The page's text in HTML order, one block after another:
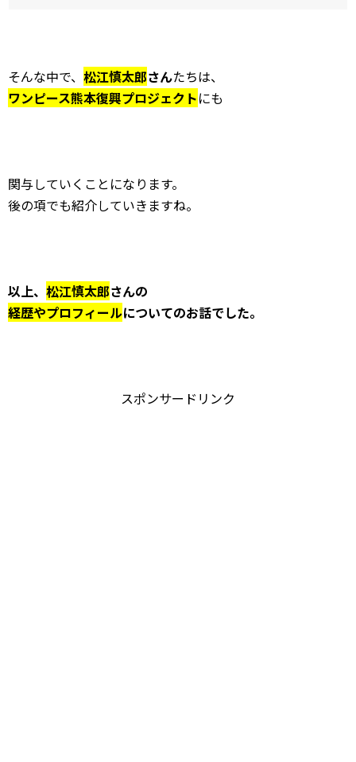
そんな中で、 松江慎太郎さんたちは、
ワンピース熊本復興プロジェクトにも
関与していくことになります。
後の項でも紹介していきますね。
以上、 松江慎太郎さんの
経歴やプロフィールについてのお話でした。
スポンサードリンク